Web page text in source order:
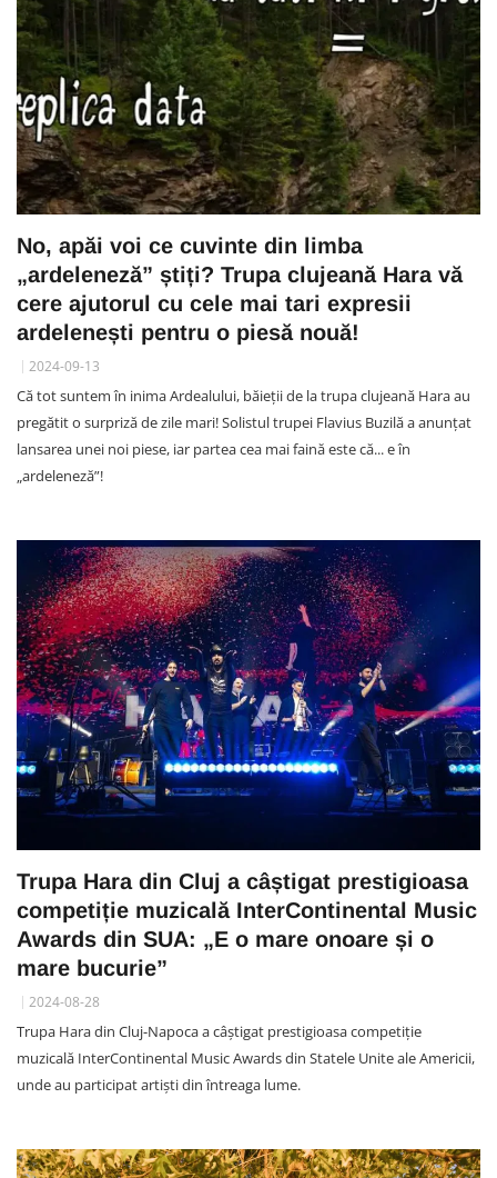
No, apăi voi ce cuvinte din limba
„ardeleneză” știți? Trupa clujeană Hara vă
cere ajutorul cu cele mai tari expresii
ardelenești pentru o piesă nouă!
2024-09-13
Că tot suntem în inima Ardealului, băieții de la trupa clujeană Hara au
pregătit o surpriză de zile mari! Solistul trupei Flavius Buzilă a anunțat
lansarea unei noi piese, iar partea cea mai faină este că... e în
„ardeleneză”!
Trupa Hara din Cluj a câștigat prestigioasa
competiție muzicală InterContinental Music
Awards din SUA: „E o mare onoare și o
mare bucurie”
2024-08-28
Trupa Hara din Cluj-Napoca a câștigat prestigioasa competiție
muzicală InterContinental Music Awards din Statele Unite ale Americii,
unde au participat artiști din întreaga lume.